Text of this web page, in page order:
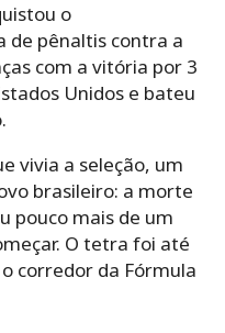
o
pênaltis contra a
com a vitória por 3
Unidos e bateu
vivia a seleção, um
brasileiro: a morte
pouco mais de um
O tetra foi até
corredor da Fórmula